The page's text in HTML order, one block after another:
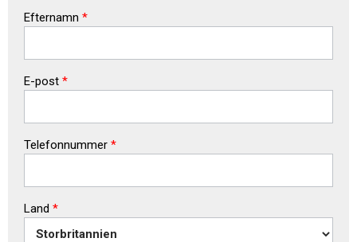
Efternamn *
E-post *
Telefonnummer *
Land *